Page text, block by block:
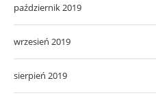
październik 2019
wrzesień 2019
sierpień 2019